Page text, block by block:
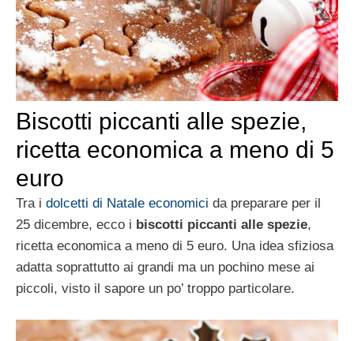
Biscotti piccanti alle spezie,
ricetta economica a meno di 5
euro
Tra i dolcetti di Natale economici da preparare per il
25 dicembre, ecco i biscotti piccanti alle spezie,
ricetta economica a meno di 5 euro. Una idea sfiziosa
adatta soprattutto ai grandi ma un pochino mese ai
piccoli, visto il sapore un po’ troppo particolare.